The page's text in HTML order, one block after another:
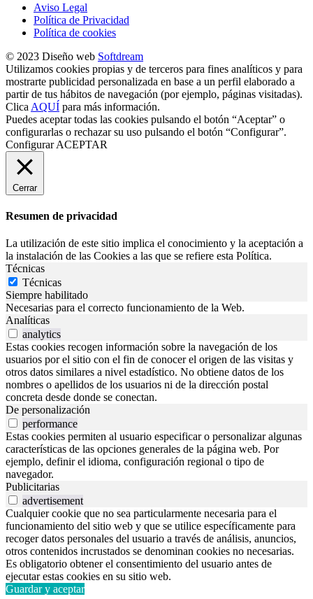
Aviso Legal
Política de Privacidad
Política de cookies
© 2023 Diseño web Softdream
Utilizamos cookies propias y de terceros para fines analíticos y para
mostrarte publicidad personalizada en base a un perfil elaborado a
partir de tus hábitos de navegación (por ejemplo, páginas visitadas).
Clica AQUÍ para más información.
Puedes aceptar todas las cookies pulsando el botón “Aceptar” o
configurarlas o rechazar su uso pulsando el botón “Configurar”.
Configurar ACEPTAR
Cerrar
Resumen de privacidad
La utilización de este sitio implica el conocimiento y la aceptación a
la instalación de las Cookies a las que se refiere esta Política.
Técnicas
Técnicas
Siempre habilitado
Necesarias para el correcto funcionamiento de la Web.
Analíticas
analytics
Estas cookies recogen información sobre la navegación de los
usuarios por el sitio con el fin de conocer el origen de las visitas y
otros datos similares a nivel estadístico. No obtiene datos de los
nombres o apellidos de los usuarios ni de la dirección postal
concreta desde donde se conectan.
De personalización
performance
Estas cookies permiten al usuario especificar o personalizar algunas
características de las opciones generales de la página web. Por
ejemplo, definir el idioma, configuración regional o tipo de
navegador.
Publicitarias
advertisement
Cualquier cookie que no sea particularmente necesaria para el
funcionamiento del sitio web y que se utilice específicamente para
recoger datos personales del usuario a través de análisis, anuncios,
otros contenidos incrustados se denominan cookies no necesarias.
Es obligatorio obtener el consentimiento del usuario antes de
ejecutar estas cookies en su sitio web.
Guardar y aceptar